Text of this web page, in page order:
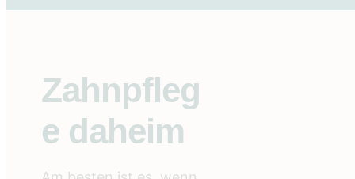
Zahnpfleg
e daheim